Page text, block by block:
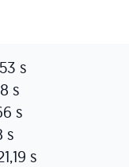
s
s
s
s
s